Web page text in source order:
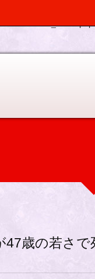
should be
歳の若さで